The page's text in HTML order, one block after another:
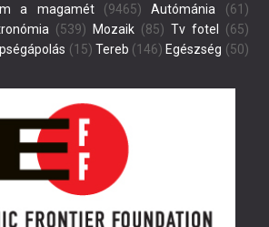
a magamét(9465) Autómánia (61)
(539) Mozaik (85) Tv fotel
(65)
(15) Tereb (146) Egészség (50)